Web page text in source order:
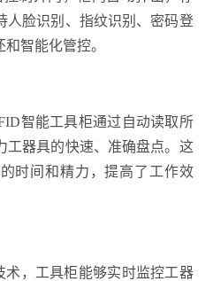
人脸识别、指纹识别、密码登
智能化管控。
智能工具柜通过自动读取所
工器具的快速、准确盘点。这
时间和精力，提高了工作效
术，工具柜能够实时监控工器